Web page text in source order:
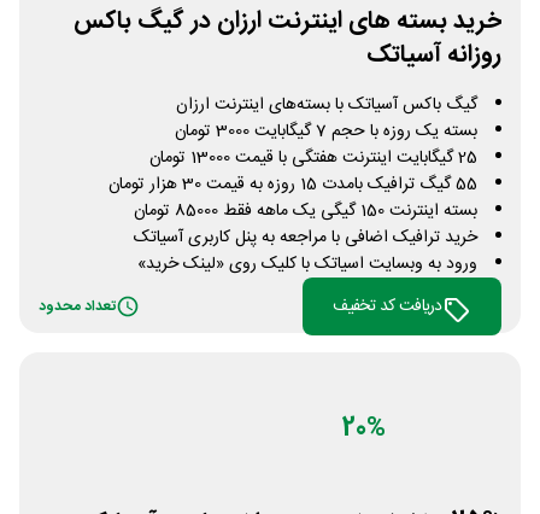
خرید بسته های اینترنت ارزان در گیگ باکس
روزانه آسیاتک
گیگ باکس آسیاتک با بسته‌های اینترنت ارزان
بسته یک روزه با حجم 7 گیگابایت 3000 تومان
25 گیگابایت اینترنت هفتگی با قیمت 13000 تومان
55 گیگ ترافیک بامدت 15 روزه به قیمت 30 هزار تومان
بسته اینترنت 150 گیگی یک ماهه فقط 85000 تومان
خرید ترافیک اضافی با مراجعه به پنل کاربری آسیاتک
ورود به وبسایت اسیاتک با کلیک روی «لینک خرید»
دریافت کد تخفیف
تعداد محدود
20%